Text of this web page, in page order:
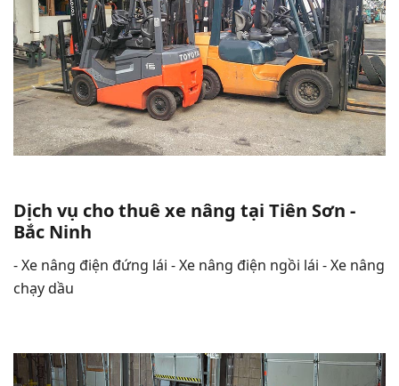
Dịch vụ cho thuê xe nâng tại Tiên Sơn -
Bắc Ninh
- Xe nâng điện đứng lái - Xe nâng điện ngồi lái - Xe nâng
chạy dầu